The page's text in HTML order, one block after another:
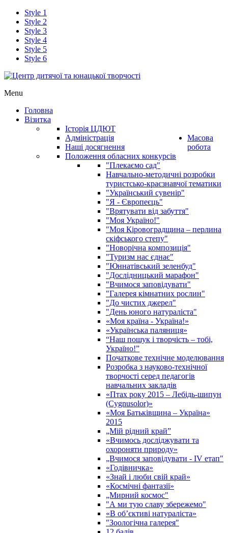
Style 1
Style 2
Style 3
Style 4
Style 5
Style 6
Menu
Головна
Візитка
Історія ЦДЮТ
Адміністрація
Наші досягнення
Масова
робота
Положення обласних конкурсів
"Плекаємо сад"
Навчально-методичні розробки
туристсько-краєзнавчої тематики
"Український сувенір"
"Я - Європеєць"
"Врятувати від забуття"
"Моя Україно!"
"Моя Кіровоградщина – перлина
скіфського степу"
"Новорічна композиція"
"Туризм нас єднає"
"Юннатівський зеленбуд"
"Дослідницький марафон"
"Вчимося заповідувати"
"Галерея кімнатних рослин"
"До чистих джерел"
"День юного натураліста"
«Моя країна - Україна!»
«Українська паляниця»
“Наш пошук і творчість – тобі,
Україно!”
Початкове технічне моделювання
Розробка з науково-технічної
творчості серед педагогів
навчальних закладів
«Птах року 2015 – Лебідь-шипун
(Cygnusolor)»
«Моя Батьківщина – Україна»
2015
„Мій рідний край”
«Вчимось досліджувати та
охороняти природу»
„Вчимося заповідувати - ІV етап"
«Годівничка»
«Знай і люби свій край»
«Космічні фантазії»
„Мирний космос"
"А ми тую славу збережемо"
«В об’єктиві натураліста»
"Зоологічна галерея"